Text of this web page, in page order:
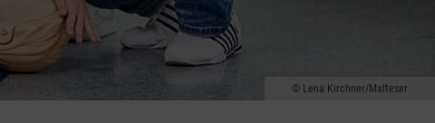
Lena Kirchner/Malteser